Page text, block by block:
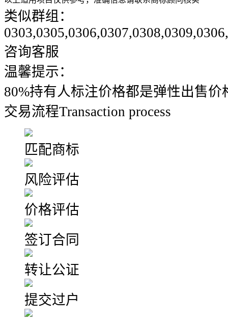
类似群组：
咨询客服
温馨提示：
80%持有人标注价格都是弹性出售
交易流程Transaction process
匹配商标
风险评估
价格评估
签订合同
转让公证
提交过户